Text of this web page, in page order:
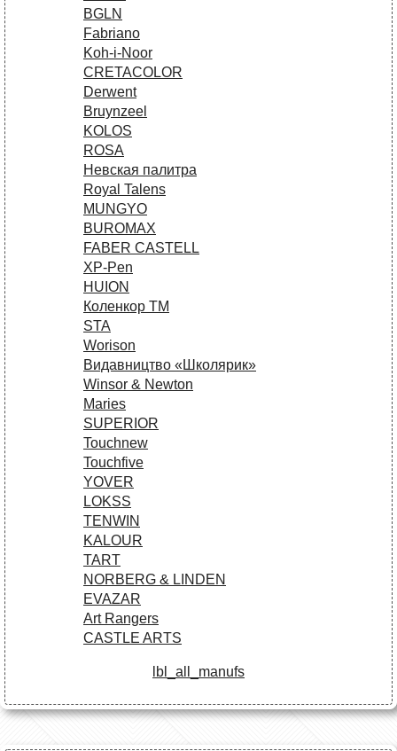
BGLN
Fabriano
Koh-i-Noor
CRETACOLOR
Derwent
Bruynzeel
KOLOS
ROSA
Невская палитра
Royal Talens
MUNGYO
BUROMAX
FABER CASTELL
XP-Pen
HUION
Коленкор ТМ
STA
Worison
Видавництво «Школярик»
Winsor & Newton
Maries
SUPERIOR
Touchnew
Touchfive
YOVER
LOKSS
TENWIN
KALOUR
TART
NORBERG & LINDEN
EVAZAR
Art Rangers
CASTLE ARTS
lbl_all_manufs